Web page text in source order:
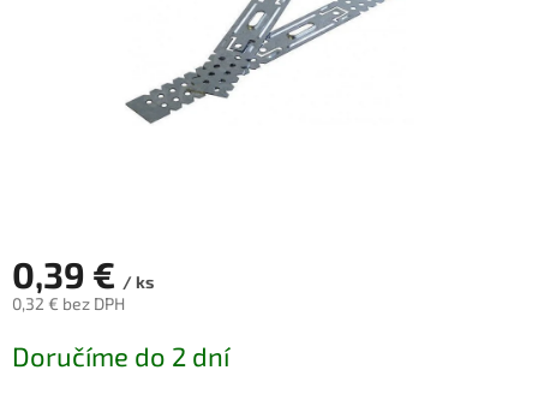
0,39 € / ks
0,32 € bez DPH
cena:
Doručíme do 2 dní